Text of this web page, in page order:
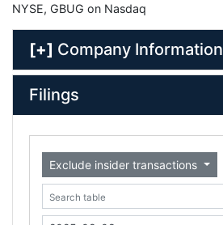
NYSE, GBUG on Nasdaq
[+] Company Information
Filings
Exclude insider transactions